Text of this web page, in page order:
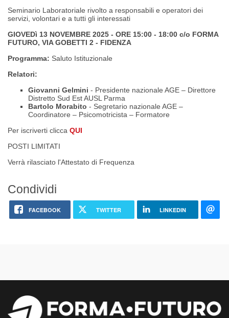
Seminario Laboratoriale rivolto a responsabili e operatori dei
servizi, volontari e a tutti gli interessati
GIOVEDì 13 NOVEMBRE 2025 - ORE 15:00 - 18:00 c/o FORMA
FUTURO, VIA GOBETTI 2 - FIDENZA
Programma: Saluto Istituzionale
Relatori:
Giovanni Gelmini - Presidente nazionale AGE – Direttore
Distretto Sud Est AUSL Parma
Bartolo Morabito - Segretario nazionale AGE –
Coordinatore – Psicomotricista – Formatore
Per iscriverti clicca QUI
POSTI LIMITATI
Verrà rilasciato l'Attestato di Frequenza
Condividi
FACEBOOK TWITTER LINKEDIN